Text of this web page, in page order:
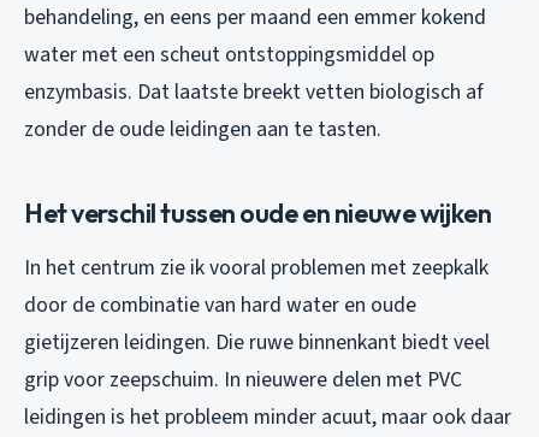
behandeling, en eens per maand een emmer kokend
water met een scheut ontstoppingsmiddel op
enzymbasis. Dat laatste breekt vetten biologisch af
zonder de oude leidingen aan te tasten.
Het verschil tussen oude en nieuwe wijken
In het centrum zie ik vooral problemen met zeepkalk
door de combinatie van hard water en oude
gietijzeren leidingen. Die ruwe binnenkant biedt veel
grip voor zeepschuim. In nieuwere delen met PVC
leidingen is het probleem minder acuut, maar ook daar